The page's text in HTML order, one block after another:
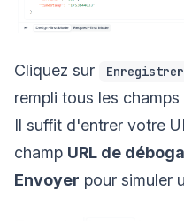
Cliquez sur Enregistrer
rempli tous les champs
Il suffit d'entrer votre
champ URL de
Envoyer pour simuler